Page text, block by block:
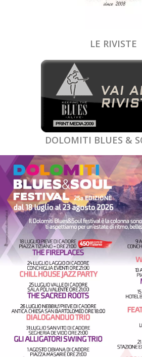
LE RIVISTE
DOLOMITI BLUES &